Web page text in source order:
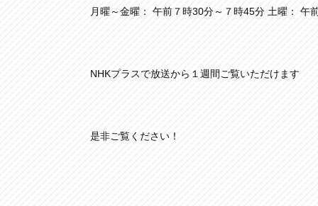
月曜～金曜： 午前７時30分～７時45分 土曜：
NHKプラスで放送から１週間ご覧いただけます
是非ご覧ください！